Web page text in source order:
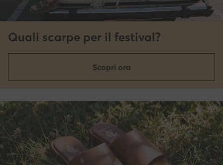
Quali scarpe per il festival?
Scopri ora